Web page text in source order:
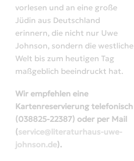
vorlesen und an eine große
Jüdin aus Deutschland
erinnern, die nicht nur Uwe
Johnson, sondern die westliche
Welt bis zum heutigen Tag
maßgeblich beeindruckt hat.
Wir empfehlen eine
Kartenreservierung telefonisch
(038825-22387) oder per Mail
(service@literaturhaus-uwe-
johnson.de).